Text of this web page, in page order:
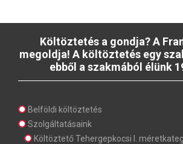
Költöztetés a gondja? A
megoldja! A költöztetés egy
ebből a szakmából élünk
Belföldi költöztetés
Szolgáltatásaink
Költöztető Tehergepkocsi I.